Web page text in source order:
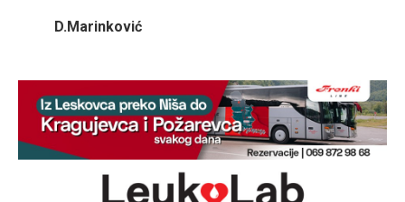
D.Marinković